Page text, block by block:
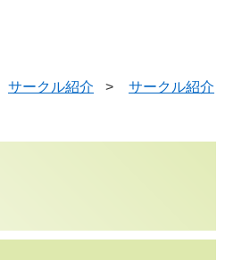
サークル紹介 >
サークル紹介